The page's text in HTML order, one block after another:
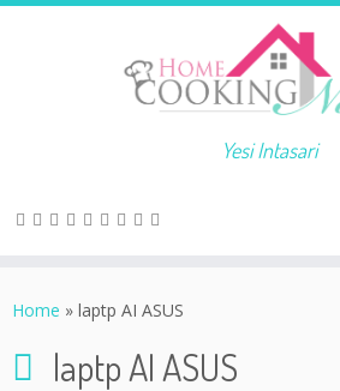
Yesi Intasari
Home » laptp AI ASUS
laptp AI ASUS